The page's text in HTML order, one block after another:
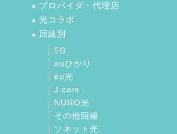
プロバイダ・代理店
光コラボ
回線別
5G
auひかり
eo光
J:com
NURO光
その他回線
ソネット光